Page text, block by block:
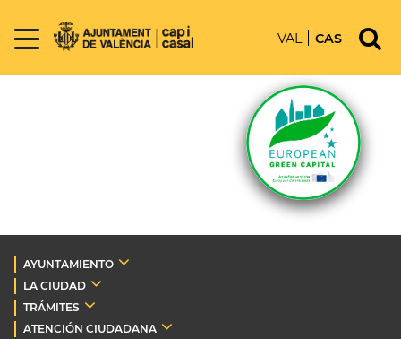
VAL CAS
AYUNTAMIENTO
LA CIUDAD
TRÁMITES
ATENCIÓN CIUDADANA